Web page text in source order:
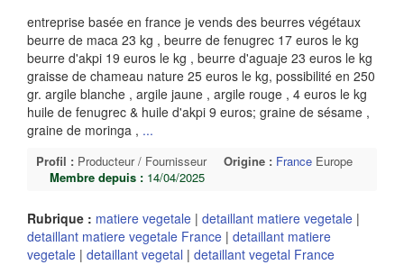
entreprise basée en france je vends des beurres végétaux
beurre de maca 23 kg , beurre de fenugrec 17 euros le kg
beurre d'akpi 19 euros le kg , beurre d'aguaje 23 euros le kg
graisse de chameau nature 25 euros le kg, possibilité en 250
gr. argile blanche , argile jaune , argile rouge , 4 euros le kg
huile de fenugrec & huile d'akpi 9 euros; graine de sésame ,
graine de moringa , ...
Profil : Producteur / Fournisseur Origine : France Europe
Membre depuis : 14/04/2025
Rubrique : matiere vegetale | detaillant matiere vegetale |
detaillant matiere vegetale France | detaillant matiere
vegetale | detaillant vegetal | detaillant vegetal France